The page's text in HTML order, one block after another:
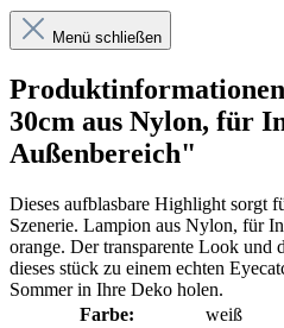
Menü schließen
30cm aus Nylon, für
Außenbereich"
Dieses aufblasbare Highlight sorgt
Szenerie. Lampion aus Nylon, für
orange. Der transparente Look und
dieses stück zu einem echten
Sommer in Ihre Deko holen.
Farbe:
weiß